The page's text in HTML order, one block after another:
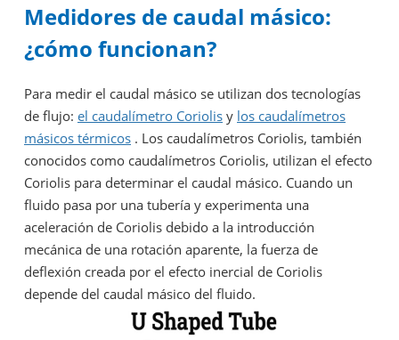
Medidores de caudal másico:
¿cómo funcionan?
Para medir el caudal másico se utilizan dos tecnologías
de flujo: el caudalímetro Coriolis y los caudalímetros
másicos térmicos . Los caudalímetros Coriolis, también
conocidos como caudalímetros Coriolis, utilizan el efecto
Coriolis para determinar el caudal másico. Cuando un
fluido pasa por una tubería y experimenta una
aceleración de Coriolis debido a la introducción
mecánica de una rotación aparente, la fuerza de
deflexión creada por el efecto inercial de Coriolis
depende del caudal másico del fluido.